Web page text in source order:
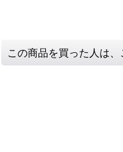
この商品を買った人は